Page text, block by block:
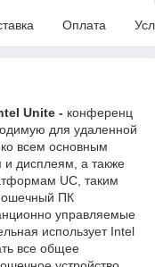
Оплата
Unite - конференц
для удаленной
всем основным
дисплеям, а также
UC, таким
ПК
управляемые
использует Intel
все общее